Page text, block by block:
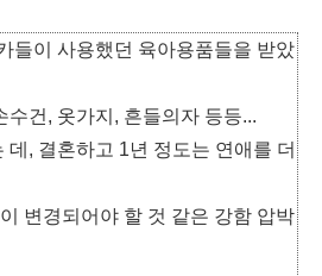
들이 사용했던 육아용품들을 받았
수건, 옷가지, 흔들의자 등등...
데, 결혼하고 1년 정도는 연애를 더
변경되어야 할 것 같은 강함 압박